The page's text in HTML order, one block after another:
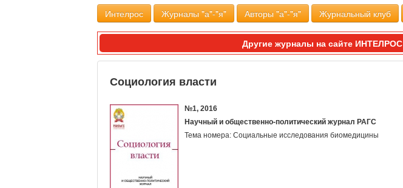
Интелрос Журналы "а"-"я" Авторы "а"-"я" Журнальный клуб
Другие журналы на сайте ИНТЕЛРОС
Социология власти
№1, 2016
Научный и общественно-политический журнал РАГС
Тема номера: Социальные исследования биомедицины